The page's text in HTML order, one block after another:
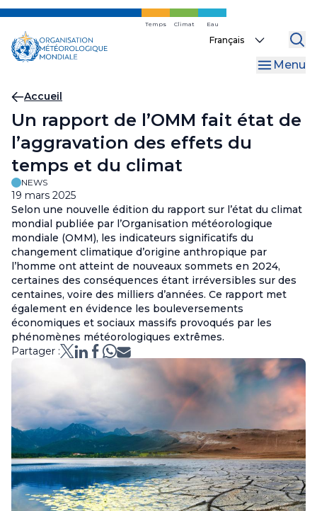
Skip
main
content
Temps Climat Eau
Select
Menu
Fil
d'Ariane
Accueil
Un rapport de l’OMM fait état de
l’aggravation des effets du
temps et du climat
NEWS
19 mars 2025
Selon une nouvelle édition du rapport sur l’état du climat
mondial publiée par l’Organisation météorologique
mondiale (OMM), les indicateurs significatifs du
changement climatique d’origine anthropique par
l’homme ont atteint de nouveaux sommets en 2024,
certaines des conséquences étant irréversibles sur des
centaines, voire des milliers d’années. Ce rapport met
également en évidence les bouleversements
économiques et sociaux massifs provoqués par les
phénomènes météorologiques extrêmes.
Partager :